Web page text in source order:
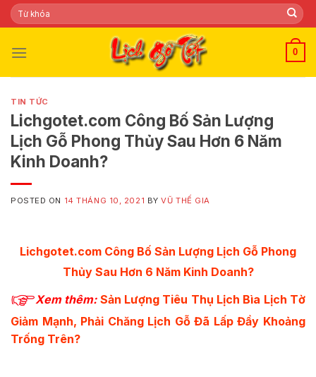
Skip
to
Tìm
kiếm:
0
TIN TỨC
Lichgotet.com Công Bố Sản Lượng
Lịch Gỗ Phong Thủy Sau Hơn 6 Năm
Kinh Doanh?
POSTED ON 14 THÁNG 10, 2021 BYVŨ THẾ GIA
Lichgotet.com Công Bố Sản Lượng Lịch Gỗ Phong
Thủy Sau Hơn 6 Năm Kinh Doanh?
Xem thêm: Sản Lượng Tiêu Thụ Lịch Bìa Lịch Tờ
Giảm Mạnh, Phải Chăng Lịch Gỗ Đã Lấp Đầy Khoảng
Trống Trên?